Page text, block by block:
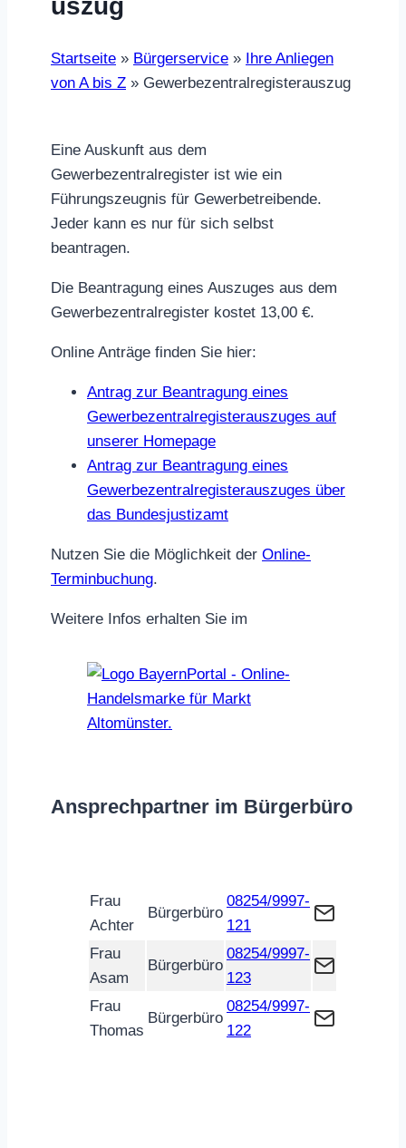
uszug
Startseite » Bürgerservice » Ihre Anliegen
von A bis Z » Gewerbezentralregisterauszug
Eine Auskunft aus dem
Gewerbezentralregister ist wie ein
Führungszeugnis für Gewerbetreibende.
Jeder kann es nur für sich selbst
beantragen.
Die Beantragung eines Auszuges aus dem
Gewerbezentralregister kostet 13,00 €.
Online Anträge finden Sie hier:
Antrag zur Beantragung eines
Gewerbezentralregisterauszuges auf
unserer Homepage
Antrag zur Beantragung eines
Gewerbezentralregisterauszuges über
das Bundesjustizamt
Nutzen Sie die Möglichkeit der Online-
Terminbuchung.
Weitere Infos erhalten Sie im
Ansprechpartner im Bürgerbüro
Frau
Achter
Bürgerbüro
08254/9997-
121
Frau
Asam
Bürgerbüro
08254/9997-
123
Frau
Thomas
Bürgerbüro
08254/9997-
122